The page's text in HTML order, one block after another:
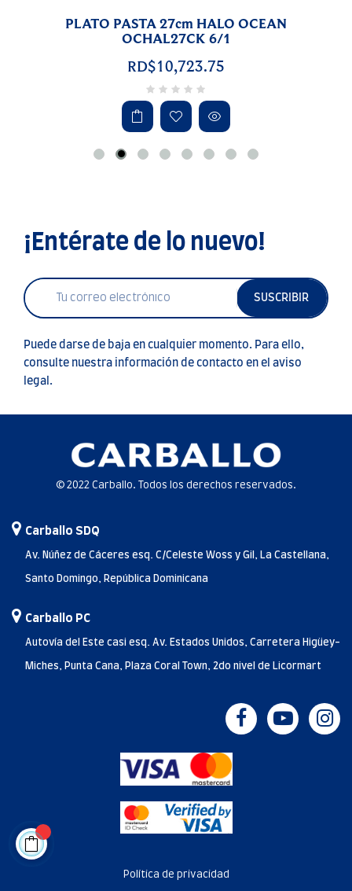
PLATO PASTA 27cm HALO OCEAN
OCHAL27CK 6/1
RD$10,723.75
¡Entérate de lo nuevo!
SUSCRIBIR
Puede darse de baja en cualquier momento. Para ello,
consulte nuestra información de contacto en el aviso
legal.
© 2022 Carballo. Todos los derechos reservados.
Carballo SDQ
Av. Núñez de Cáceres esq. C/Celeste Woss y Gil, La Castellana,
Santo Domingo, República Dominicana
Carballo PC
Autovía del Este casi esq. Av. Estados Unidos, Carretera Higüey-
Miches, Punta Cana, Plaza Coral Town, 2do nivel de Licormart
Política de privacidad